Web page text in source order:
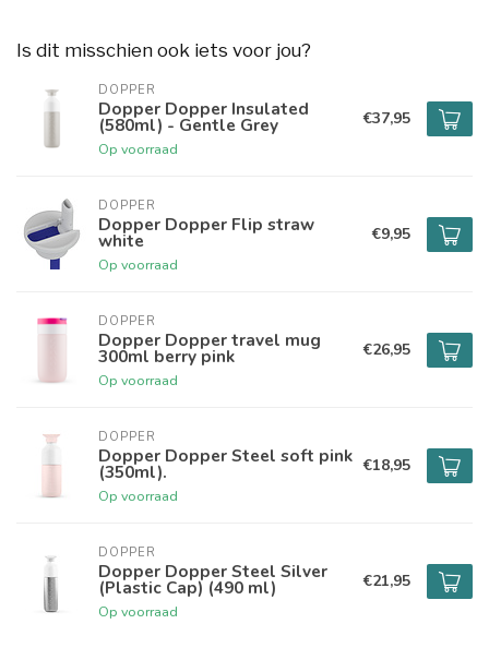
Is dit misschien ook iets voor jou?
DOPPER
Dopper Dopper Insulated
(580ml) - Gentle Grey
Op voorraad
€37,95
DOPPER
Dopper Dopper Flip straw
white
Op voorraad
€9,95
DOPPER
Dopper Dopper travel mug
300ml berry pink
Op voorraad
€26,95
DOPPER
Dopper Dopper Steel soft pink
(350ml).
Op voorraad
€18,95
DOPPER
Dopper Dopper Steel Silver
(Plastic Cap) (490 ml)
Op voorraad
€21,95